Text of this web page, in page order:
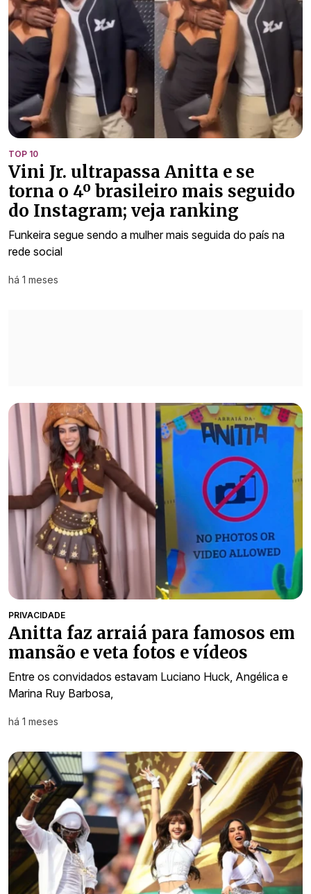
TOP 10
Vini Jr. ultrapassa Anitta e se
torna o 4º brasileiro mais seguido
do Instagram; veja ranking
Funkeira segue sendo a mulher mais seguida do país na
rede social
há 1 meses
PRIVACIDADE
Anitta faz arraiá para famosos em
mansão e veta fotos e vídeos
Entre os convidados estavam Luciano Huck, Angélica e
Marina Ruy Barbosa,
há 1 meses